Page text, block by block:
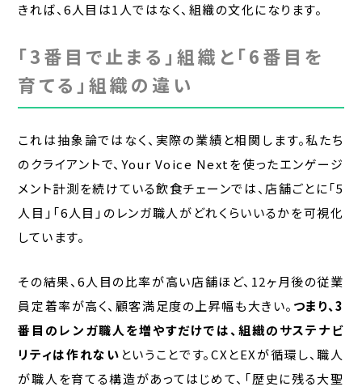
きれば、6人目は1人ではなく、組織の文化になります。
「3番目で止まる」組織と「6番目を
育てる」組織の違い
これは抽象論ではなく、実際の業績と相関します。私たち
のクライアントで、Your Voice Nextを使ったエンゲージ
メント計測を続けている飲食チェーンでは、店舗ごとに「5
人目」「6人目」のレンガ職人がどれくらいいるかを可視化
しています。
その結果、6人目の比率が高い店舗ほど、12ヶ月後の従業
員定着率が高く、顧客満足度の上昇幅も大きい。 つまり、3
番目のレンガ職人を増やすだけでは、組織のサステナビ
リティは作れない ということです。CXとEXが循環し、職人
が職人を育てる構造があってはじめて、「歴史に残る大聖